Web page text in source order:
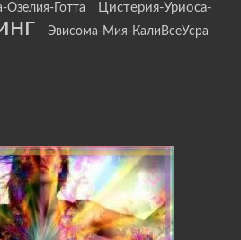
Озелия-Готта
Цистерия-Уриоса-
Эвисома-Мия-КалиВсеУсра